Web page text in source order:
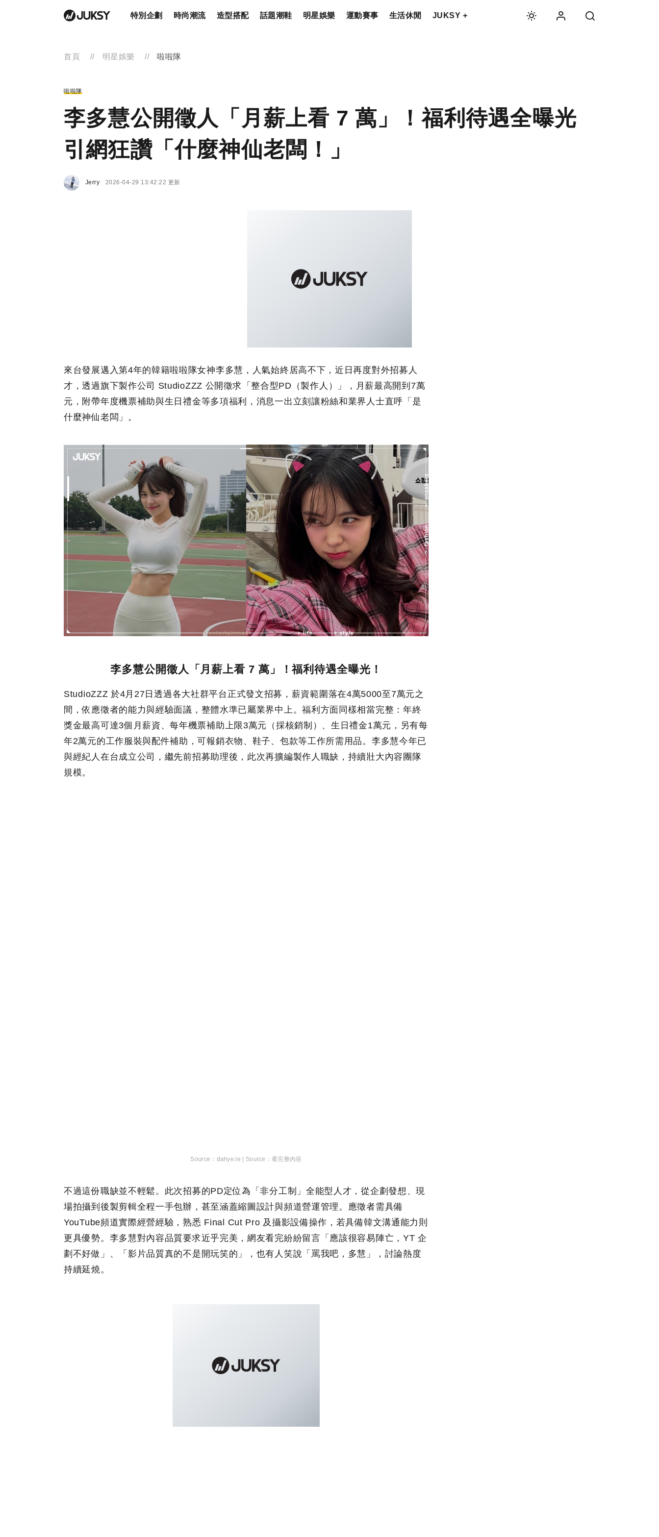
特別企劃 時尚潮流 造型搭配 話題潮鞋 明星娛樂 運動賽事 生活休閒 JUKSY +
首頁 明星娛樂 啦啦隊
啦啦隊
李多慧公開徵人「月薪上看 7 萬」！福利待遇全曝光
引網狂讚「什麼神仙老闆！」
Jerry 2026-04-29 13:42:22 更新
來台發展邁入第4年的韓籍啦啦隊女神李多慧，人氣始終居高不下，近日再度對外招募人
才，透過旗下製作公司 StudioZZZ 公開徵求「整合型PD（製作人）」，月薪最高開到7萬
元，附帶年度機票補助與生日禮金等多項福利，消息一出立刻讓粉絲和業界人士直呼「是
什麼神仙老闆」。
李多慧公開徵人「月薪上看 7 萬」！福利待遇全曝光！
StudioZZZ 於4月27日透過各大社群平台正式發文招募，薪資範圍落在4萬5000至7萬元之
間，依應徵者的能力與經驗面議，整體水準已屬業界中上。福利方面同樣相當完整：年終
獎金最高可達3個月薪資、每年機票補助上限3萬元（採核銷制）、生日禮金1萬元，另有每
年2萬元的工作服裝與配件補助，可報銷衣物、鞋子、包款等工作所需用品。李多慧今年已
與經紀人在台成立公司，繼先前招募助理後，此次再擴編製作人職缺，持續壯大內容團隊
規模。
dahye.le | 看完整內容
不過這份職缺並不輕鬆。此次招募的PD定位為「非分工制」全能型人才，從企劃發想、現
場拍攝到後製剪輯全程一手包辦，甚至涵蓋縮圖設計與頻道營運管理。應徵者需具備
YouTube頻道實際經營經驗，熟悉 Final Cut Pro 及攝影設備操作，若具備韓文溝通能力則
更具優勢。李多慧對內容品質要求近乎完美，網友看完紛紛留言「應該很容易陣亡，YT 企
劃不好做」、「影片品質真的不是開玩笑的」，也有人笑說「罵我吧，多慧」，討論熱度
持續延燒。